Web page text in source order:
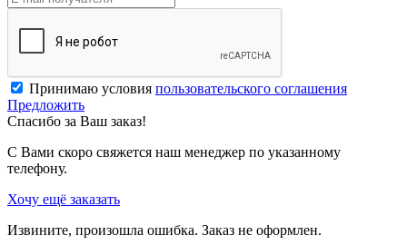
Принимаю условия пользовательского соглашения
Предложить
Спасибо за Ваш заказ!
С Вами скоро свяжется наш менеджер по указанному
телефону.
Хочу ещё заказать
Извините, произошла ошибка. Заказ не оформлен.